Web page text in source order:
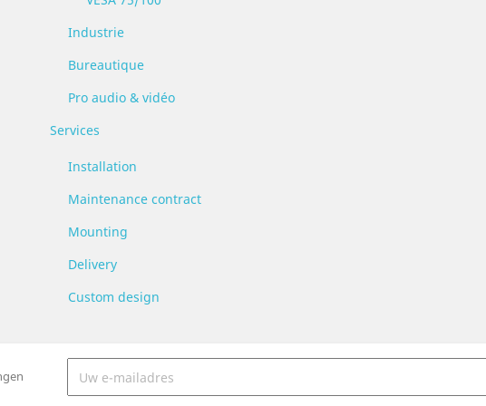
Industrie
Bureautique
Pro audio & vidéo
Services
Installation
Maintenance contract
Mounting
Delivery
Custom design